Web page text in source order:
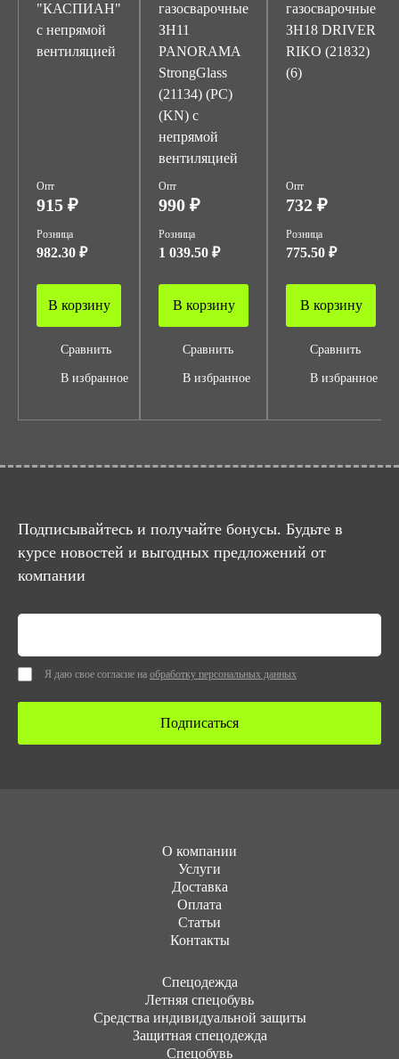
"КАСПИАН"
с непрямой
вентиляцией
Опт
915 ₽
Розница
982.30 ₽
В корзину
Сравнить
В избранное
газосварочные
ЗН11
PANORAMA
StrongGlass
(21134) (PC)
(KN) с
непрямой
вентиляцией
Опт
990 ₽
Розница
1 039.50 ₽
В корзину
Сравнить
В избранное
газосварочные
ЗН18 DRIVER
RIKO (21832)
(6)
Опт
732 ₽
Розница
775.50 ₽
В корзину
Сравнить
В избранное
Подписывайтесь и получайте бонусы. Будьте в
курсе новостей и выгодных предложений от
компании
Я даю свое согласие на обработку персональных данных
Подписаться
О компании
Услуги
Доставка
Оплата
Статьи
Контакты
Cпецодежда
Летняя спецобувь
Средства индивидуальной защиты
Защитная спецодежда
Спецобувь